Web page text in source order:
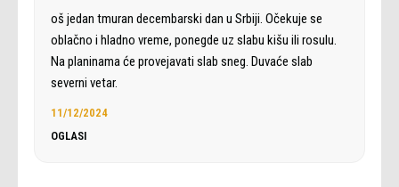
oš jedan tmuran decembarski dan u Srbiji. Očekuje se
oblačno i hladno vreme, ponegde uz slabu kišu ili rosulu.
Na planinama će provejavati slab sneg. Duvaće slab
severni vetar.
11/12/2024
OGLASI